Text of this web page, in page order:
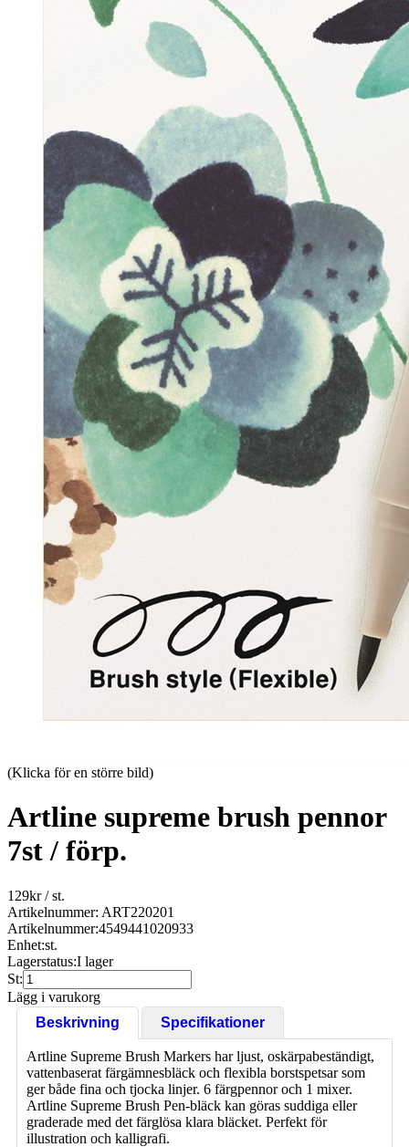
(Klicka för en större bild)
Artline supreme brush pennor
7st / förp.
129kr/ st.
Artikelnummer: ART220201
Artikelnummer:4549441020933
Enhet:st.
Lagerstatus:I lager
St:
Lägg i varukorg
Beskrivning
Specifikationer
Artline Supreme Brush Markers har ljust, oskärpabeständigt,
vattenbaserat färgämnesbläck och flexibla borstspetsar som
ger både fina och tjocka linjer. 6 färgpennor och 1 mixer.
Artline Supreme Brush Pen-bläck kan göras suddiga eller
graderade med det färglösa klara bläcket. Perfekt för
illustration och kalligrafi.